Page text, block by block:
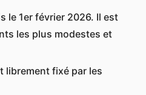
le 1er février 2026. Il est
les plus modestes et
librement fixé par les